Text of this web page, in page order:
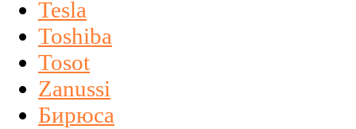
Tesla
Toshiba
Tosot
Zanussi
Бирюса